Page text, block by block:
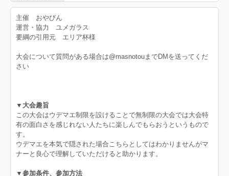
主催 おやびん
運営・協力 ユメガラス
要綱の引用元 エリア杯様
大会について質問がある場合は@masnotouまでDMを送ってくだ
さい
▼大会趣旨
この大会はウデマエ制限を設けることで無制限の大会では大会特
有の面白さを感じれない人たちに楽しんでもらおうというもので
す。
ウデマエを本気で隠された場合こちらとしてはわかりませんがマ
ナーと良心で理解していただけると助かります。
▼参加条件、参加方法